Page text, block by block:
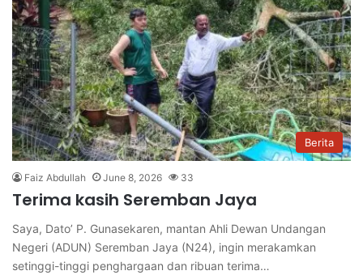
Berita
Faiz Abdullah June 8, 2026 33
Terima kasih Seremban Jaya
Saya, Dato’ P. Gunasekaren, mantan Ahli Dewan Undangan
Negeri (ADUN) Seremban Jaya (N24), ingin merakamkan
setinggi-tinggi penghargaan dan ribuan terima…